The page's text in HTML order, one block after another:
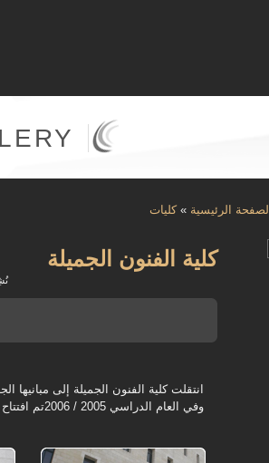
الصفحة الرئيسية »كليات
كلية الفنون الجميلة
انتقلت كلية الفنون الجميلة إلى مبانيها الجديدة منذ بداية
وفي العام